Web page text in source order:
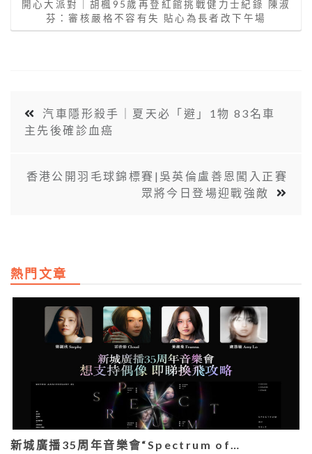
開心大派對｜胡楓95歲再登紅館挑戰健力士紀錄 陳淑
芬：審核嚴格不容有失 貼心為長者改下午場
汽車隱形殺手｜夏天必「避」1物 83名車
主先後確診血癌
香港公開羽毛球錦標賽|吳英倫盧善恩闖入正賽
眾將今日登場迎戰強敵
熱門文章
新城廣播35周年音樂會“Spectrum of…